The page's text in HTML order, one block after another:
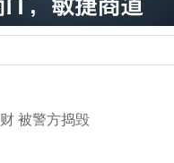
被警方捣毁